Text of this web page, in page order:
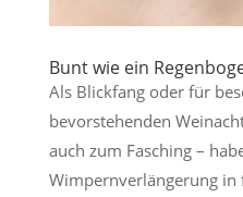
Bunt wie ein
Als Blickfang oder für
bevorstehenden
auch zum Fasching –
Wimpernverlängerung in